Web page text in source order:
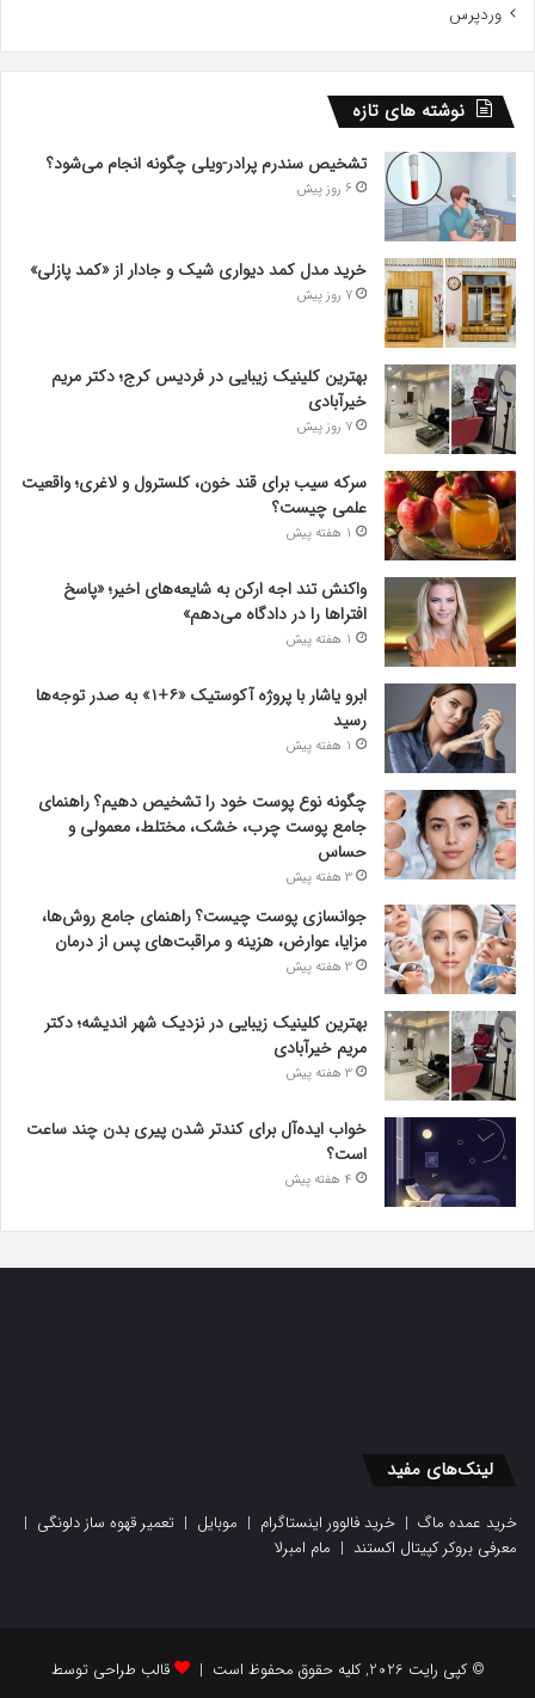
وردپرس
نوشته های تازه
تشخیص سندرم پرادر-ویلی چگونه انجام می‌شود؟
6 روز پیش
خرید مدل کمد دیواری شیک و جادار از «کمد پازلی»
7 روز پیش
بهترین کلینیک زیبایی در فردیس کرج؛ دکتر مریم
خیرآبادی
7 روز پیش
سرکه سیب برای قند خون، کلسترول و لاغری؛ واقعیت
علمی چیست؟
1 هفته پیش
واکنش تند اجه ارکن به شایعه‌های اخیر؛ «پاسخ
افتراها را در دادگاه می‌دهم»
1 هفته پیش
ابرو یاشار با پروژه آکوستیک «۶+۱» به صدر توجه‌ها
رسید
1 هفته پیش
چگونه نوع پوست خود را تشخیص دهیم؟ راهنمای
جامع پوست چرب، خشک، مختلط، معمولی و
حساس
3 هفته پیش
جوانسازی پوست چیست؟ راهنمای جامع روش‌ها،
مزایا، عوارض، هزینه و مراقبت‌های پس از درمان
3 هفته پیش
بهترین کلینیک زیبایی در نزدیک شهر اندیشه؛ دکتر
مریم خیرآبادی
3 هفته پیش
خواب ایده‌آل برای کندتر شدن پیری بدن چند ساعت
است؟
4 هفته پیش
لینک‌های مفید
خرید عمده ماگ | خرید فالوور اینستاگرام | موبایل | تعمیر قهوه ساز دلونگی |
معرفی بروکر کپیتال اکستند | مام امبرلا
© کپی رایت 2026, کلیه حقوق محفوظ است | قالب طراحی توسط